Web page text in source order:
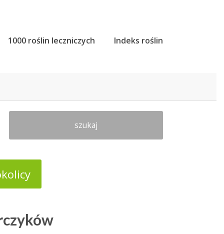
1000 roślin leczniczych Indeks roślin
szukaj